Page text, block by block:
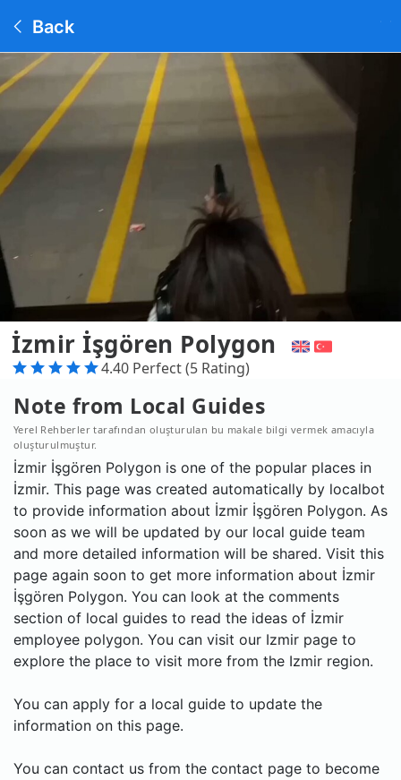
Back
İzmir İşgören Polygon
4.40 Perfect (5 Rating)
Note from Local Guides
Yerel Rehberler tarafından oluşturulan bu makale bilgi vermek amacıyla
oluşturulmuştur.
İzmir İşgören Polygon is one of the popular places in
İzmir. This page was created automatically by localbot
to provide information about İzmir İşgören Polygon. As
soon as we will be updated by our local guide team
and more detailed information will be shared. Visit this
page again soon to get more information about İzmir
İşgören Polygon. You can look at the comments
section of local guides to read the ideas of İzmir
employee polygon. You can visit our Izmir page to
explore the place to visit more from the Izmir region.
You can apply for a local guide to update the
information on this page.
You can contact us from the contact page to become